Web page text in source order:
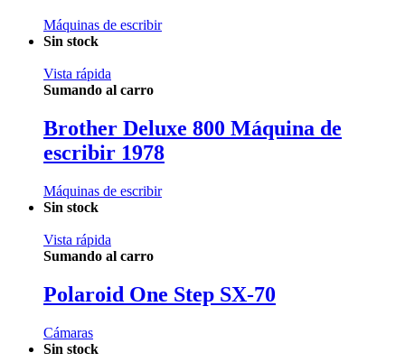
Máquinas de escribir
Sin stock
Vista rápida
Sumando al carro
Brother Deluxe 800 Máquina de
escribir 1978
Máquinas de escribir
Sin stock
Vista rápida
Sumando al carro
Polaroid One Step SX-70
Cámaras
Sin stock